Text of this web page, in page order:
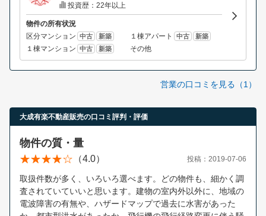
投資歴：22年以上
物件の所有状況
区分マンション 中古 新築 １棟アパート 中古 新築
１棟マンション 中古 新築 その他
営業の口コミを見る（1）
大成有楽不動産販売の口コミ評判・評価
物件の質・量
（4.0） 投稿：2019-07-06
取扱件数が多く、いろいろ選べます。どの物件も、細かく調
査されていていいと思います。建物の室内外以外に、地域の
電波障害の有無や、ハザードマップで過去に水害があった